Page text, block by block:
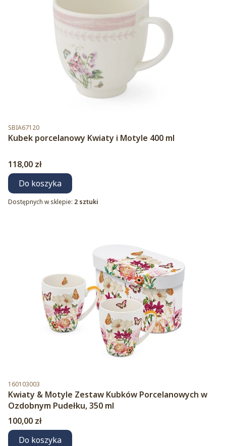
Kod produktu
SBIA67120
Kubek porcelanowy Kwiaty i Motyle 400 ml
Cena
118,00 zł
Do koszyka
Dostępnych w sklepie: 2 sztuki
Kod produktu
160103003
Kwiaty & Motyle Zestaw Kubków Porcelanowych w
Ozdobnym Pudełku, 350 ml
Cena
100,00 zł
Do koszyka